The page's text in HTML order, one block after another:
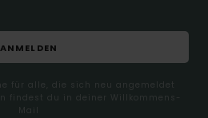
ANMELDEN
für alle, die sich neu angemeldet
findest du in deiner Willkommens-
Mail